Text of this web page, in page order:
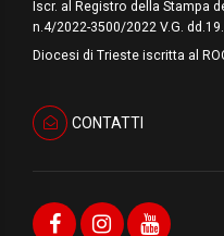
Iscr. al Registro della Stampa
n.4/2022-3500/2022 V.G.
Diocesi di Trieste iscritta al
CONTATTI